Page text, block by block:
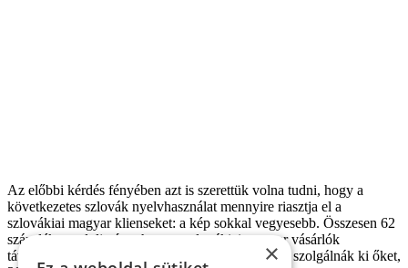
Az előbbi kérdés fényében azt is szerettük volna tudni, hogy a
következetes szlovák nyelvhasználat mennyire riasztja el a
szlovákiai magyar klienseket: a kép sokkal vegyesebb. Összesen 62
százalék gondolja úgy, hogy a szlovákiai magyar vásárlók
távolmaradnának az üzletektől, ha csak szlovákul szolgálnák ki őket,
×